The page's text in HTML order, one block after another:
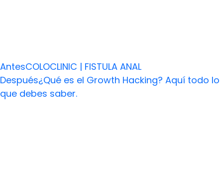
AntesCOLOCLINIC | FISTULA ANAL
Después¿Qué es el Growth Hacking? Aquí todo lo
que debes saber.